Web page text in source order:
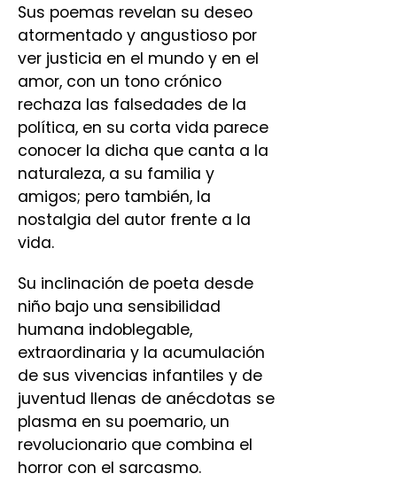
Sus poemas revelan su deseo
atormentado y angustioso por
ver justicia en el mundo y en el
amor, con un tono crónico
rechaza las falsedades de la
política, en su corta vida parece
conocer la dicha que canta a la
naturaleza, a su familia y
amigos; pero también, la
nostalgia del autor frente a la
vida.
Su inclinación de poeta desde
niño bajo una sensibilidad
humana indoblegable,
extraordinaria y la acumulación
de sus vivencias infantiles y de
juventud llenas de anécdotas se
plasma en su poemario, un
revolucionario que combina el
horror con el sarcasmo.